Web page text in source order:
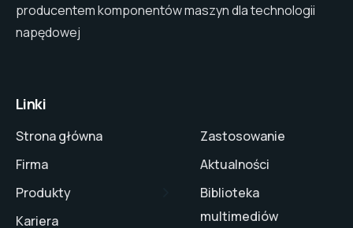
producentem komponentów maszyn dla technologii
napędowej
Linki
Strona główna
Firma
Produkty
Kariera
Zastosowanie
Aktualności
Biblioteka
multimediów